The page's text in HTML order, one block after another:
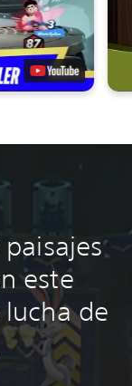
este
de